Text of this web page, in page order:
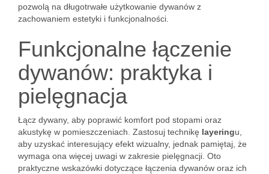
pozwolą na długotrwałe użytkowanie dywanów z
zachowaniem estetyki i funkcjonalności.
Funkcjonalne łączenie
dywanów: praktyka i
pielęgnacja
Łącz dywany, aby poprawić komfort pod stopami oraz
akustykę w pomieszczeniach. Zastosuj technikę layeringu,
aby uzyskać interesujący efekt wizualny, jednak pamiętaj, że
wymaga ona więcej uwagi w zakresie pielęgnacji. Oto
praktyczne wskazówki dotyczące łączenia dywanów oraz ich